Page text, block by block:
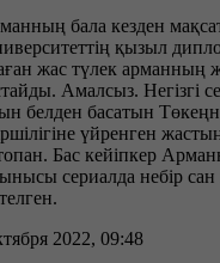
бала кезден
қызыл
жас түлек арманның
Амалсыз. Негізгі
белден басатын
үйренген
Бас кейіпкер
сериалда небір
2022, 09:48